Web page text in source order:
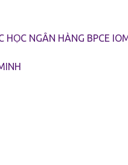
NGÂN HÀNG BPCE